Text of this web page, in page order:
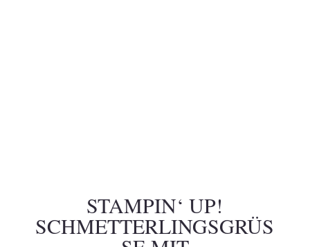
STAMPIN‘ UP!
SCHMETTERLINGSGRÜSS